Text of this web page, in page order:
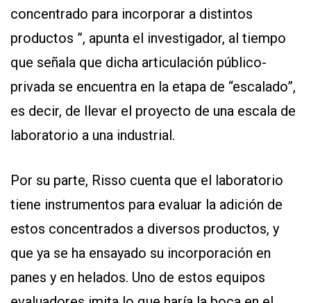
concentrado para incorporar a distintos
productos ”, apunta el investigador, al tiempo
que señala que dicha articulación público-
privada se encuentra en la etapa de “escalado”,
es decir, de llevar el proyecto de una escala de
laboratorio a una industrial.
Por su parte, Risso cuenta que el laboratorio
tiene instrumentos para evaluar la adición de
estos concentrados a diversos productos, y
que ya se ha ensayado su incorporación en
panes y en helados. Uno de estos equipos